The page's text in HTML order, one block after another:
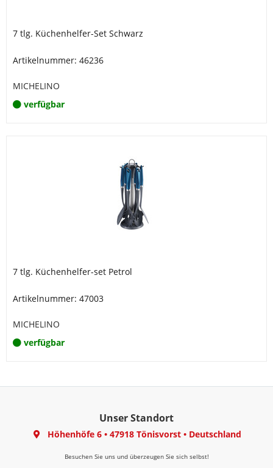
7 tlg. Küchenhelfer-Set Schwarz
Artikelnummer: 46236
MICHELINO
verfügbar
7 tlg. Küchenhelfer-set Petrol
Artikelnummer: 47003
MICHELINO
verfügbar
Unser Standort
Höhenhöfe 6• 47918 Tönisvorst• Deutschland
Besuchen Sie uns und überzeugen Sie sich selbst!